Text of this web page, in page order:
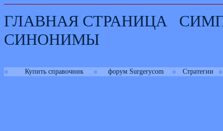
ГЛАВНАЯ СТРАНИЦА
СИНОНИМЫ
● Купить справочник ● форум Surgerycom ● Стратегии ●